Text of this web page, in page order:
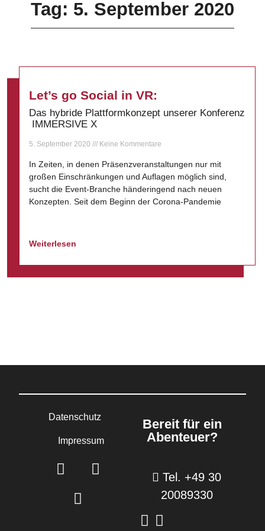
Tag: 5. September 2020
Let’s go Social in VR:
Das hybride Plattformkonzept unserer Konferenz
IMMERSIVE X
5. September 2020 Keine Kommentare
In Zeiten, in denen Präsenzveranstaltungen nur mit
großen Einschränkungen und Auflagen möglich sind,
sucht die Event-Branche händeringend nach neuen
Konzepten. Seit dem Beginn der Corona-Pandemie
Weiterlesen
Datenschutz
Impressum
Bereit für ein
Abenteuer?
Tel. +49 30
20089330